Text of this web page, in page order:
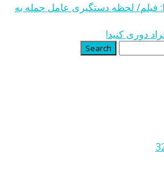
فیلم/ لحظه دستگیری عامل حمله به
دوری کنید!
Search